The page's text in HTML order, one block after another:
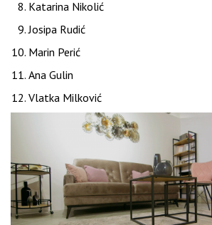
Katarina Nikolić
Josipa Rudić
Marin Perić
Ana Gulin
Vlatka Milković